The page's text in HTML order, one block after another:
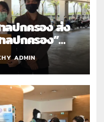
ลปกครอง ส่ง
ลปกครอง”
ท็จ ระบุ ไม่ได้
“บิ๊กโจ๊ก” ฟ้อง
าชการไปก่อน
ADMIN